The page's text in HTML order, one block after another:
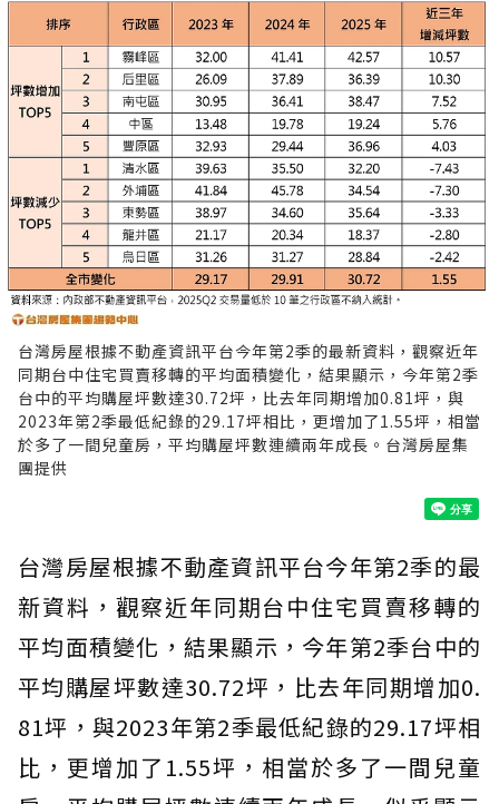
台灣房屋根據不動產資訊平台今年第2季的最新資料，觀察近年
同期台中住宅買賣移轉的平均面積變化，結果顯示，今年第2季
台中的平均購屋坪數達30.72坪，比去年同期增加0.81坪，與
2023年第2季最低紀錄的29.17坪相比，更增加了1.55坪，相當
於多了一間兒童房，平均購屋坪數連續兩年成長。台灣房屋集
團提供
台灣房屋根據不動產資訊平台今年第2季的最
新資料，觀察近年同期台中住宅買賣移轉的
平均面積變化，結果顯示，今年第2季台中的
平均購屋坪數達30.72坪，比去年同期增加0.
81坪，與2023年第2季最低紀錄的29.17坪相
比，更增加了1.55坪，相當於多了一間兒童